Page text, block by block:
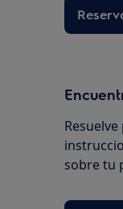
sobre tu